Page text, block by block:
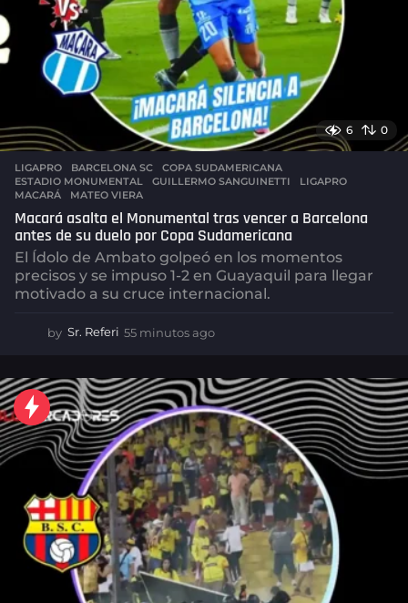
6 0
LIGAPRO BARCELONA SC ,COPA SUDAMERICANA
ESTADIO MONUMENTAL
,GUILLERMO SANGUINETTI ,LIGAPRO
MACARÁ
,MATEO VIERA
Macará asalta el Monumental tras vencer a Barcelona
antes de su duelo por Copa Sudamericana
El Ídolo de Ambato golpeó en los momentos
precisos y se impuso 1-2 en Guayaquil para llegar
motivado a su cruce internacional.
by Sr. Referi 55 minutos ago
i
n
u
t
o
s
a
g
o